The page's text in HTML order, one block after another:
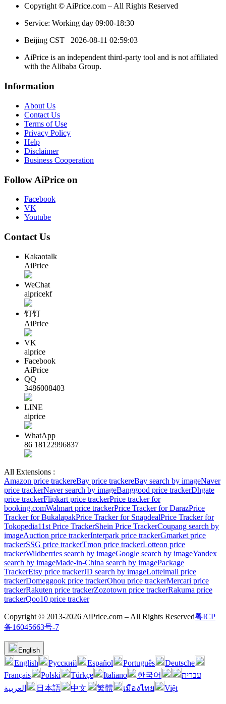
Copyright © AiPrice.com – All Rights Reserved
Service: Working day 09:00-18:30
Beijing CST 2026-08-11 02:59:03
AiPrice is an independent third-party tool and is not affiliated
with the Alibaba Group.
Information
About Us
Contact Us
Terms of Use
Privacy Policy
Help
Disclaimer
Business Cooperation
Follow AiPrice on
Facebook
VK
Youtube
Contact Us
Kakaotalk
AiPrice
WeChat
aipricekf
钉钉
AiPrice
VK
aiprice
Facebook
AiPrice
QQ
3486008403
LINE
aiprice
WhatApp
86 18122996837
All Extensions :
Amazon price trackereBay price trackereBay search by imageNaver
price trackerNaver search by imageBanggood price trackerDhgate
price trackerFlipkart price trackerPrice tracker for
booking.comWalmart price trackerPrice Tracker for DarazPrice
Tracker for BukalapakPrice Tracker for SnapdealPrice Tracker for
Tokopedia11st Price TrackerShein Price TrackerCoupang search by
imageAuction price trackerInterpark price trackerGmarket price
trackerSSG price trackerTmon price trackerLotteon price
trackerWildberries search by imageGoogle search by imageYandex
search by imageMade-in-China search by imagePackage
TrackerEtsy price trackerJD search by imageLotteimall price
trackerDomeggook price trackerOhou price trackerMercari price
trackerRakuten price trackerZozotown price trackerRakuma price
trackerQoo10 price tracker
Copyright © 2013-2026 AiPrice.com – All Rights Reserved粤ICP
备16045663号-7
English
English Pусский Español Português
Deutsche
Français
Polski Türkçe Italiano 한국어
עברית
العربية
日本語 中文 繁體 เมืองไทย Việt